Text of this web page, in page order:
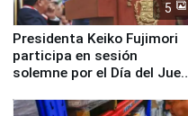
5
Presidenta Keiko Fujimori
participa en sesión
solemne por el Día del Juez